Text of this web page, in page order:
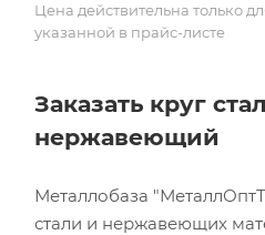
Цена действительна только
указанной в прайс-листе
Заказать круг
нержавеющий
Металлобаза
стали и нержавеющих